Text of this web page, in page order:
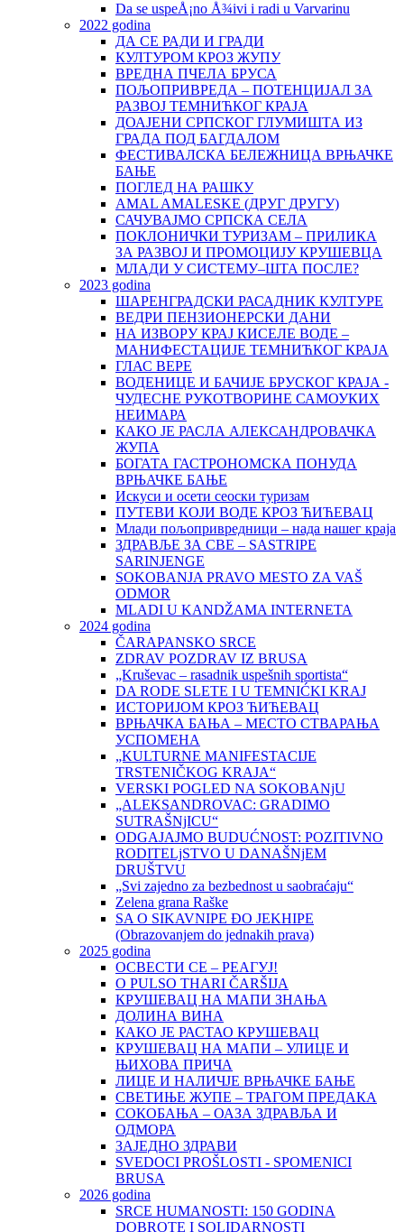
Da se uspeÅ¡no Å¾ivi i radi u Varvarinu
2022 godina
ДА СЕ РАДИ И ГРАДИ
КУЛТУРОМ КРОЗ ЖУПУ
ВРЕДНА ПЧЕЛА БРУСА
ПОЉОПРИВРЕДА – ПОТЕНЦИЈАЛ ЗА
РАЗВОЈ ТЕМНИЋКОГ КРАЈА
ДОАЈЕНИ СРПСКОГ ГЛУМИШТА ИЗ
ГРАДА ПОД БАГДАЛОМ
ФЕСТИВАЛСКА БЕЛЕЖНИЦА ВРЊАЧКЕ
БАЊЕ
ПОГЛЕД НА РАШКУ
AMAL AMALESKE (ДРУГ ДРУГУ)
САЧУВАЈМО СРПСКА СЕЛА
ПОКЛОНИЧКИ ТУРИЗАМ – ПРИЛИКА
ЗА РАЗВОЈ И ПРОМОЦИЈУ КРУШЕВЦА
МЛАДИ У СИСТЕМУ–ШТА ПОСЛЕ?
2023 godina
ШАРЕНГРАДСКИ РАСАДНИК КУЛТУРЕ
ВЕДРИ ПЕНЗИОНЕРСКИ ДАНИ
НА ИЗВОРУ КРАЈ КИСЕЛЕ ВОДЕ –
МАНИФЕСТАЦИЈЕ ТЕМНИЋКОГ КРАЈА
ГЛАС ВЕРЕ
ВОДЕНИЦЕ И БАЧИЈЕ БРУСКОГ КРАЈА -
ЧУДЕСНЕ РУКОТВОРИНЕ САМОУКИХ
НЕИМАРА
КАКО ЈЕ РАСЛА АЛЕКСАНДРОВАЧКА
ЖУПА
БОГАТА ГАСТРОНОМСКА ПОНУДА
ВРЊАЧКЕ БАЊЕ
Искуси и осети сеоски туризам
ПУТЕВИ КОЈИ ВОДЕ КРОЗ ЋИЋЕВАЦ
Млади пољопривредници – нада нашег краја
ЗДРАВЉЕ ЗА СВЕ – SASTRIPE
SARINJENGE
SOKOBANJA PRAVO MESTO ZA VAŠ
ODMOR
MLADI U KANDŽAMA INTERNETA
2024 godina
ČARAPANSKO SRCE
ZDRAV POZDRAV IZ BRUSA
„Kruševac – rasadnik uspešnih sportista“
DA RODE SLETE I U TEMNIĆKI KRAJ
ИСТОРИЈОМ КРОЗ ЋИЋЕВАЦ
ВРЊАЧКА БАЊА – МЕСТО СТВАРАЊА
УСПОМЕНА
„KULTURNE MANIFESTACIJE
TRSTENIČKOG KRAJA“
VERSKI POGLED NA SOKOBANjU
„ALEKSANDROVAC: GRADIMO
SUTRAŠNjICU“
ODGAJAJMO BUDUĆNOST: POZITIVNO
RODITELjSTVO U DANAŠNjEM
DRUŠTVU
„Svi zajedno za bezbednost u saobraćaju“
Zelena grana Raške
SA O SIKAVNIPE ĐO JEKHIPE
(Obrazovanjem do jednakih prava)
2025 godina
ОСВЕСТИ СЕ – РЕАГУЈ!
O PULSO THARI ČARŠIJA
КРУШЕВАЦ НА МАПИ ЗНАЊА
ДОЛИНА ВИНА
КАКО ЈЕ РАСТАО КРУШЕВАЦ
КРУШЕВАЦ НА МАПИ – УЛИЦЕ И
ЊИХОВА ПРИЧА
ЛИЦЕ И НАЛИЧЈЕ ВРЊАЧКЕ БАЊЕ
СВЕТИЊЕ ЖУПЕ – ТРАГОМ ПРЕДАКА
СОКОБАЊА – ОАЗА ЗДРАВЉА И
ОДМОРА
ЗАЈЕДНО ЗДРАВИ
SVEDOCI PROŠLOSTI - SPOMENICI
BRUSA
2026 godina
SRCE HUMANOSTI: 150 GODINA
DOBROTE I SOLIDARNOSTI